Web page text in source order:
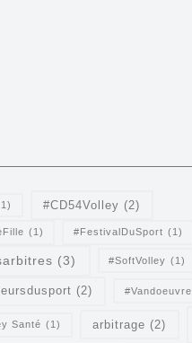
#CD54Volley (2)
(1) #FestivalDuSport (1)
(3) #SoftVolley (1)
(2) #Vandoeuvre
Santé (1) arbitrage (2)